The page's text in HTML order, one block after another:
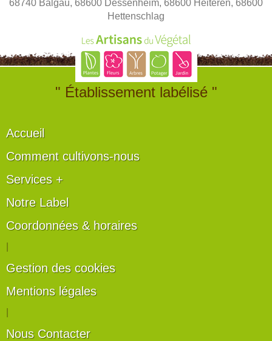
68740 Balgau, 68600 Dessenheim, 68600 Heiteren, 68600
Hettenschlag
" Établissement labélisé "
Accueil
Comment cultivons-nous
Services +
Notre Label
Coordonnées & horaires
Gestion des cookies
Mentions légales
Nous Contacter